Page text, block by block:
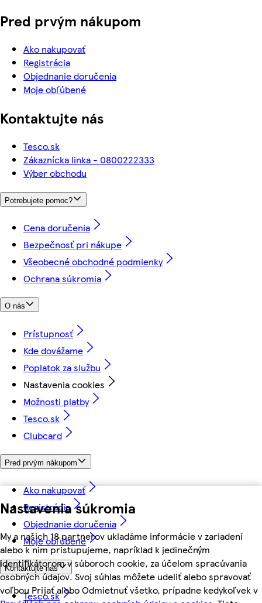
Nastavenia súkromia
My a našich 18 partnerov ukladáme informácie v zariadení
alebo k nim pristupujeme, napríklad k jedinečným
identifikátorom v súboroch cookie, za účelom spracúvania
osobných údajov. Svoj súhlas môžete udeliť alebo spravovať
voľbou Prijať alebo Odmietnuť všetko, prípadne kedykoľvek v
Pred prvým nákupom
Ako nakupovať
Registrácia
Objednanie doručenia
Moje obľúbené
Kontaktujte nás
Tesco.sk
Zákaznícka linka - 0800222333
Výber obchodu
Potrebujete pomoc?
Cena doručenia
Bezpečnosť pri nákupe
Všeobecné obchodné podmienky
Ochrana súkromia
O nás
Prístupnosť
Kde dovážame
Poplatok za službu
Nastavenia cookies
Možnosti platby
Tesco.sk
Clubcard
Pred prvým nákupom
Ako nakupovať
Registrácia
Objednanie doručenia
Moje obľúbené
Kontaktujte nás
Tesco.sk